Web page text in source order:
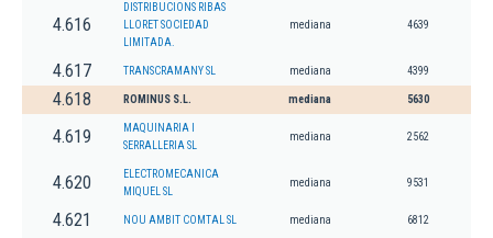
4.616
DISTRIBUCIONS RIBAS
LLORET SOCIEDAD
LIMITADA.
mediana 4639
4.617 TRANSCRAMANY SL mediana 4399
4.618 ROMINUS S.L. mediana 5630
4.619
MAQUINARIA I
SERRALLERIA SL
mediana 2562
4.620
ELECTROMECANICA
MIQUEL SL
mediana 9531
4.621 NOU AMBIT COMTAL SL mediana 6812